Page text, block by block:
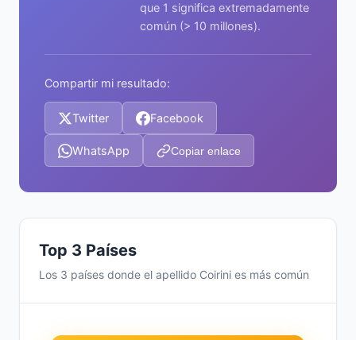
que 1 significa extremadamente
común (> 10 millones).
Compartir mi resultado:
Twitter Facebook
WhatsApp Copiar enlace
Top 3 Países
Los 3 países donde el apellido Coirini es más común